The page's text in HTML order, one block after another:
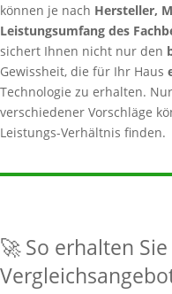
können je nach Hersteller,
Leistungsumfang des
sichert Ihnen nicht nur den
Gewissheit, die für Ihr Haus
Technologie zu erhalten.
verschiedener Vorschläge
Leistungs-Verhältnis finden.
🚀 So erhalten